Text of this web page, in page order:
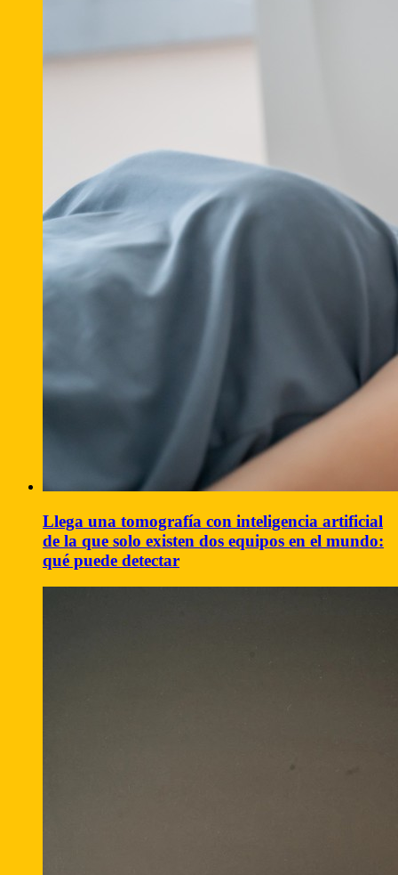
Llega una tomografía con inteligencia artificial
de la que solo existen dos equipos en el mundo:
qué puede detectar